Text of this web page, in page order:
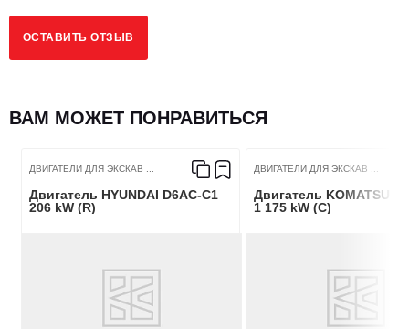
ОСТАВИТЬ ОТЗЫВ
ВАМ МОЖЕТ ПОНРАВИТЬСЯ
ДВИГАТЕЛИ ДЛЯ ЭКСКАВ ...
Двигатель HYUNDAI D6AC-C1
206 kW (R)
ДВИГАТЕЛИ ДЛЯ ЭКСКАВ ...
Двигатель KOMATSU
1 175 kW (C)